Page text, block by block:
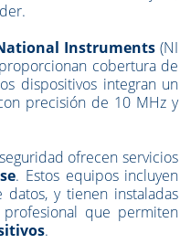
Instruments (NI
cobertura de
dispositivos integran un
precisión de 10 MHz y
ofrecen servicios
. Estos equipos incluyen
y tienen instaladas
que permiten
.